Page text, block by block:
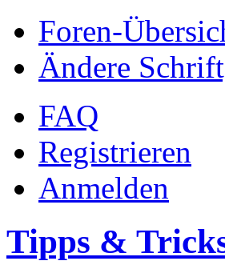
Foren-
Ändere
FAQ
Registrieren
Anmelden
Tipps &